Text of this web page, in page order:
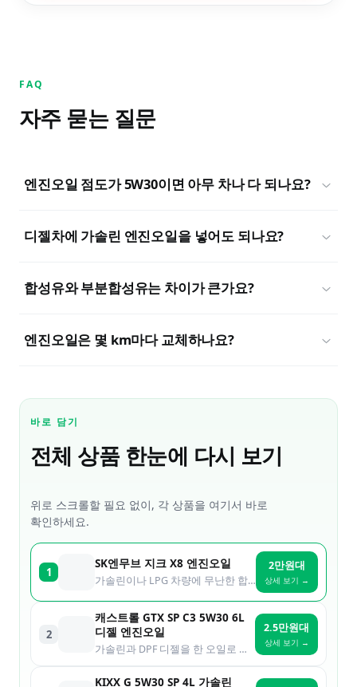
FAQ
자주 묻는 질문
엔진오일 점도가 5W30이면 아무 차나 다 되나요?
디젤차에 가솔린 엔진오일을 넣어도 되나요?
합성유와 부분합성유는 차이가 큰가요?
엔진오일은 몇 km마다 교체하나요?
바로 담기
전체 상품 한눈에 다시 보기
위로 스크롤할 필요 없이, 각 상품을 여기서 바로
확인하세요.
1
SK엔무브 지크 X8 엔진오일
가솔린이나 LPG 차량에 무난한 합성유를 찾는 분
2만원대
상세 보기 →
2
캐스트롤 GTX SP C3 5W30 6L
디젤 엔진오일
가솔린과 DPF 디젤을 한 오일로 커버하고 싶은 분
2.5만원대
상세 보기 →
KIXX G 5W30 SP 4L 가솔린